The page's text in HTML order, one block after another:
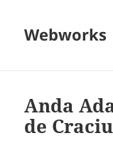
Webworks
Anda
de